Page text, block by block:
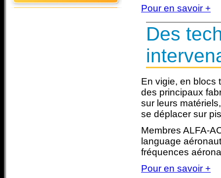
Pour en savoir +
Des
En vigie, en blocs
des principaux
sur leurs
se déplacer sur
Membres ALFA-
language
fréquences
Pour en savoir +